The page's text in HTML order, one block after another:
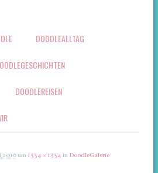
DOODLEALLTAG
DOODLEREISEN
2016um1334 × 1334inDoodleGalerie